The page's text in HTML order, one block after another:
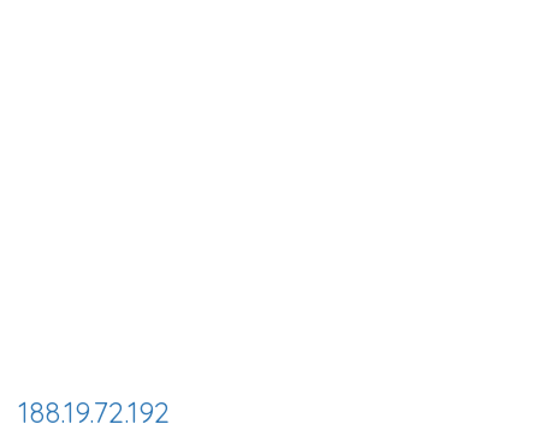
188.19.72.192